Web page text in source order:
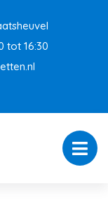
tot 16:30